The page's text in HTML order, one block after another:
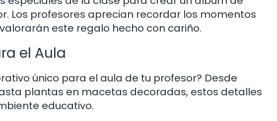
Los profesores aprecian recordar los momentos
este regalo hecho con cariño.
el Aula
único para el aula de tu profesor? Desde
plantas en macetas decoradas, estos detalles
educativo.